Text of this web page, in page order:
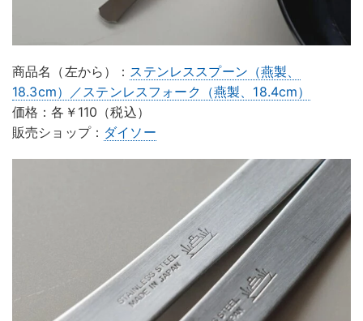
商品名（左から）： ステンレススプーン（燕製、
18.3cm）／ステンレスフォーク（燕製、18.4cm）
価格：各￥110（税込）
販売ショップ： ダイソー